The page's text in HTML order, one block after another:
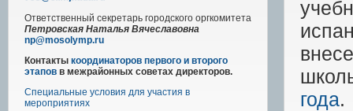
Ответственный секретарь городского оргкомитета
Петровская Наталья Вячеславовна
np@mosolymp.ru
Контакты координаторов первого и второго
этапов в межрайонных советах директоров.
Специальные условия для участия в
мероприятиях
года.